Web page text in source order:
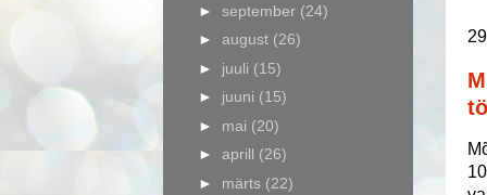
► september (24)
► august (26)
► juuli (15)
► juuni (15)
► mai (20)
► aprill (26)
► märts (22)